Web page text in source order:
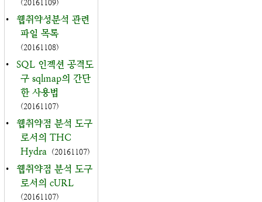
(20161109)
•
웹취약성분석 관련
파일 목록
(20161108)
•
SQL 인젝션 공격도
구 sqlmap의 간단
한 사용법
(20161107)
•
웹취약점 분석 도구
로서의 THC
Hydra (20161107)
•
웹취약점 분석 도구
로서의 cURL
(20161107)